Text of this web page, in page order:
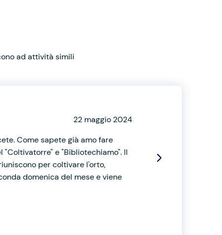
ad attività simili
22 maggio 2024
Come sapete già amo fare
e "Bibliotechiamo". Il
per coltivare l'orto,
domenica del mese e viene